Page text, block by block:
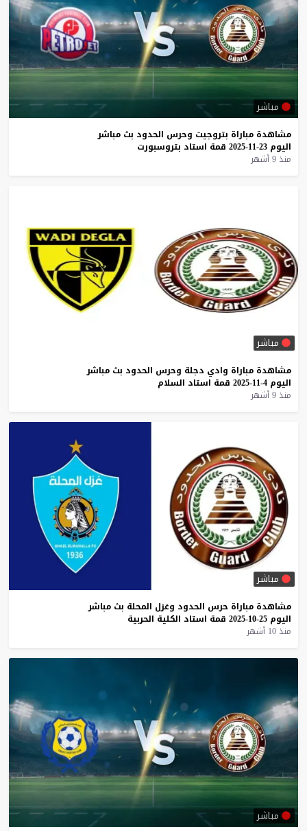
مباشر
مشاهدة مباراة بتروجيت وحرس الحدود بث مباشر
اليوم 23-11-2025 قمة استاد بتروسبورت
منذ 9 أشهر
مباشر
مشاهدة مباراة وادي دجلة وحرس الحدود بث مباشر
اليوم 4-11-2025 قمة استاد السلام
منذ 9 أشهر
مباشر
مشاهدة مباراة حرس الحدود وغزل المحلة بث مباشر
اليوم 25-10-2025 قمة استاد الكلية الحربية
منذ 10 أشهر
مباشر